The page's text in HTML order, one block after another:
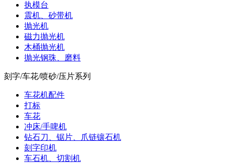
执模台
震机、砂带机
抛光机
磁力抛光机
木桶抛光机
抛光钢珠、磨料
刻字/车花/喷砂/压片系列
车花机配件
打标
车花
冲床/手啤机
钻石刀、锯片、爪链镶石机
刻字印机
车石机、切割机